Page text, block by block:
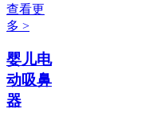
查看更
多 >
婴儿电
动吸鼻
器